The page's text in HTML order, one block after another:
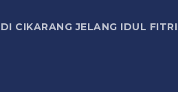
CIKARANG JELANG IDUL FITRI